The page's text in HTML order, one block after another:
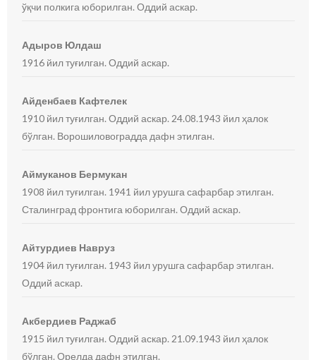
ўқчи полкига юборилган. Оддий аскар.
Адыров Юлдаш
1916 йил туғилган. Оддий аскар.
Айденбаев Кафтелек
1910 йил туғилган. Оддий аскар. 24.08.1943 йил ҳалок
бўлган. Ворошиловоградда дафн этилган.
Аймуканов Бермукан
1908 йил туғилган. 1941 йил урушга сафарбар этилган.
Сталинград фронтига юборилган. Оддий аскар.
Айтурдиев Навруз
1904 йил туғилган. 1943 йил урушга сафарбар этилган.
Оддий аскар.
Акбердиев Раджаб
1915 йил туғилган. Оддий аскар. 21.09.1943 йил ҳалок
бўлган. Орелда дафн этилган.